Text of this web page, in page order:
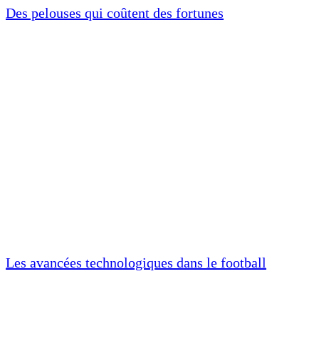
Des pelouses qui coûtent des fortunes
Les avancées technologiques dans le football